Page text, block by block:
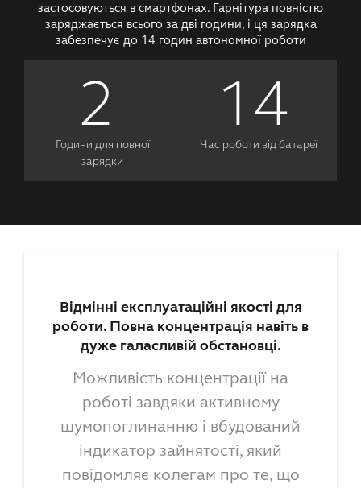
застосовуються в смартфонах. Гарнітура повністю
заряджається всього за дві години, і ця зарядка
забезпечує до 14 годин автономної роботи
2
Години для повної
зарядки
14
Час роботи від батареї
Відмінні експлуатаційні якості для
роботи. Повна концентрація навіть в
дуже галасливій обстановці.
Можливість концентрації на
роботі завдяки активному
шумопоглинанню і вбудований
індикатор зайнятості, який
повідомляє колегам про те, що